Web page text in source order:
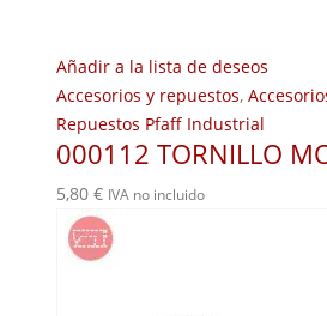
Añadir a la lista de deseos
Accesorios y repuestos,
Repuestos Pfaff Industrial
000112 TORNILLO
5,80 € IVA no incluido